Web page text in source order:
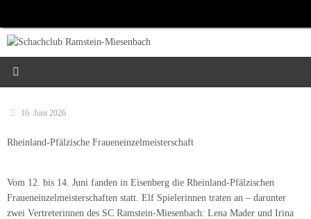
springen
16. Juni 2026
Rheinland-Pfälzische Fraueneinzelmeisterschaft
Vom 12. bis 14. Juni fanden in Eisenberg die Rheinland‑Pfälzischen
Fraueneinzelmeisterschaften statt. Elf Spielerinnen traten an – darunter
zwei Vertreterinnen des SC Ramstein‑Miesenbach: Lena Mader und Irina